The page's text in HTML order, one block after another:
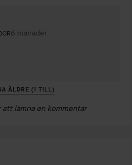
roll: Ambassador.
6 månader
Kommentaren lades 6 månader
ÄLDRE (1 TILL)
att lämna en kommentar